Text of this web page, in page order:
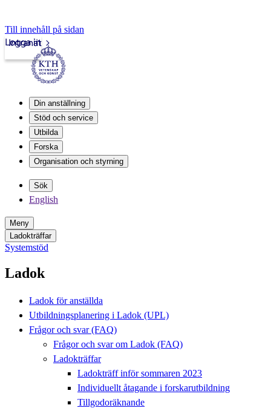
Till innehåll på sidan
Intranät
Logga in
Din anställning
Stöd och service
Utbilda
Forska
Organisation och styrning
Sök
English
Meny
Ladokträffar
Systemstöd
Ladok
Ladok för anställda
Utbildningsplanering i Ladok (UPL)
Frågor och svar (FAQ)
Frågor och svar om Ladok (FAQ)
Ladokträffar
Ladokträff inför sommaren 2023
Individuellt åtagande i forskarutbildning
Tillgodoräknande